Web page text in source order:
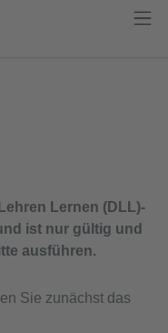
Lernen (DLL)-
ist nur gültig und
ausführen.
Sie zunächst das